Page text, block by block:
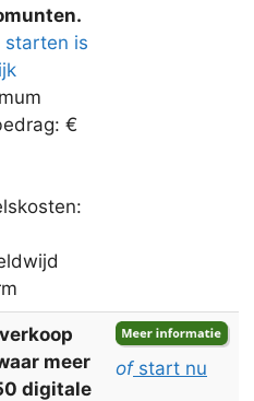
starten is
€
meer
digitale
ofstart nu